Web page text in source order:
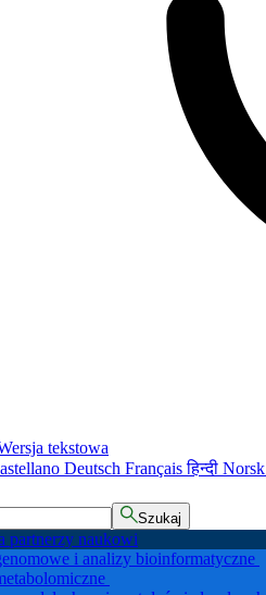
tekstowa
Deutsch Françaisहिन्दी Norsk
Szukaj
partnerzy naukowi
i analizy bioinformatyczne